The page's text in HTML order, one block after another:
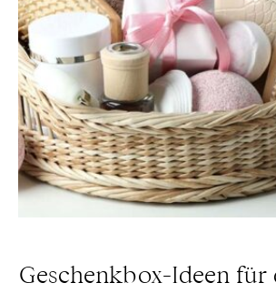
Geschenkbox-Ideen für